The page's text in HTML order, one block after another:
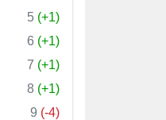
5 (+1)
6 (+1)
7 (+1)
8 (+1)
9 (-4)